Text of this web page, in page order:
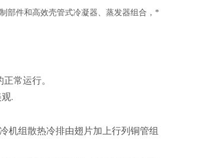
部件和高效壳管式冷凝器、蒸发器组合，*
常运行。
观.
机组散热冷排由翅片加上行列铜管组